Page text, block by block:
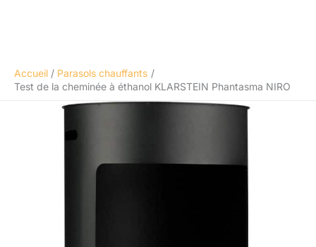
Accueil
Parasols chauffants
Test de la cheminée à éthanol KLARSTEIN Phantasma NIRO